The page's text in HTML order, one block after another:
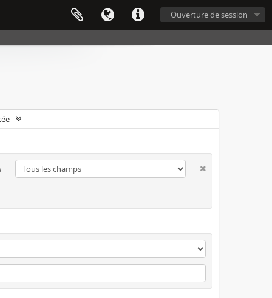
Ouverture de session